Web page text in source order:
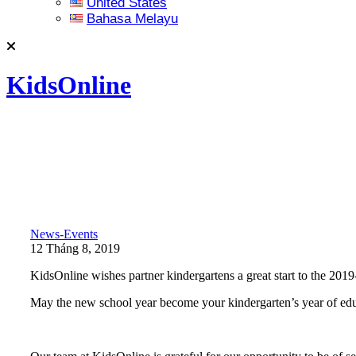
Bahasa Melayu
KidsOnline
News-Events
12 Tháng 8, 2019
KidsOnline wishes partner kindergartens a great start to the
May the new school year become your kindergarten’s year of